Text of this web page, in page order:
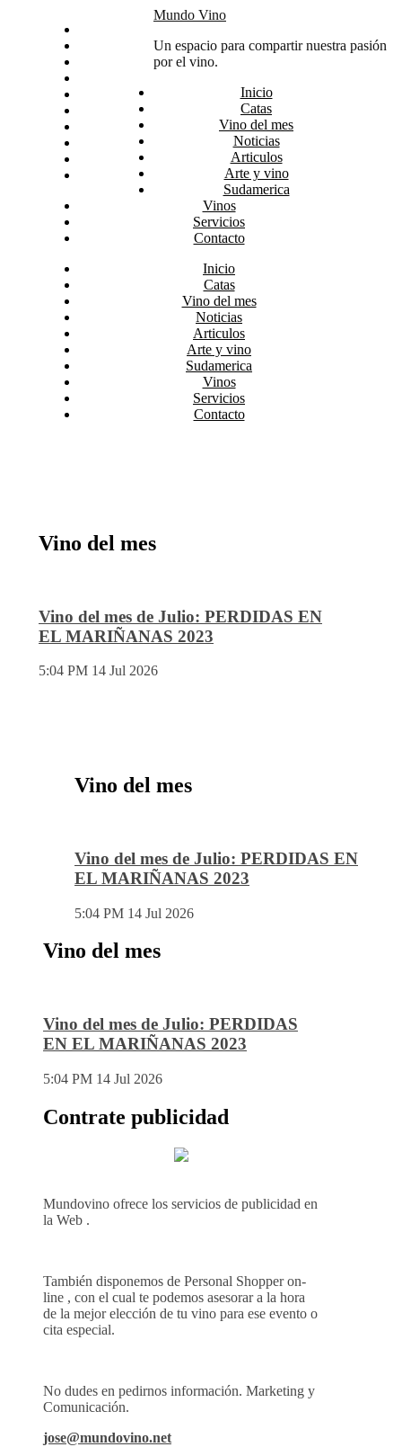
Arte y vino
Sudamerica
Mundo Vino
Un espacio para compartir nuestra pasión
por el vino.
Inicio
Catas
Vino del mes
Noticias
Articulos
Arte y vino
Sudamerica
Vinos
Servicios
Contacto
Inicio
Catas
Vino del mes
Noticias
Articulos
Arte y vino
Sudamerica
Vinos
Servicios
Contacto
Vino del mes
Vino del mes de Julio: PERDIDAS EN
EL MARIÑANAS 2023
5:04 PM 14 Jul 2026
Vino del mes
Vino del mes de Julio: PERDIDAS EN
EL MARIÑANAS 2023
5:04 PM 14 Jul 2026
Vino del mes
Vino del mes de Julio: PERDIDAS
EN EL MARIÑANAS 2023
5:04 PM 14 Jul 2026
Contrate publicidad
Mundovino ofrece los servicios de publicidad en
la Web .
También disponemos de Personal Shopper on-
line , con el cual te podemos asesorar a la hora
de la mejor elección de tu vino para ese evento o
cita especial.
No dudes en pedirnos información. Marketing y
Comunicación.
jose@mundovino.net